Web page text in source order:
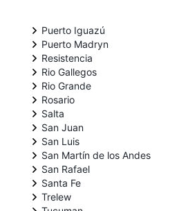
Puerto Iguazú
Puerto Madryn
Resistencia
Rio Gallegos
Rio Grande
Rosario
Salta
San Juan
San Luis
San Martín de los Andes
San Rafael
Santa Fe
Trelew